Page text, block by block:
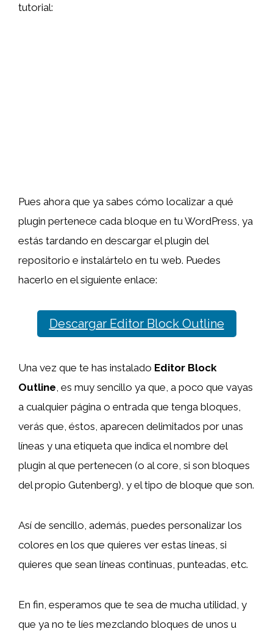
tutorial:
Pues ahora que ya sabes cómo localizar a qué
plugin pertenece cada bloque en tu WordPress, ya
estás tardando en descargar el plugin del
repositorio e instalártelo en tu web. Puedes
hacerlo en el siguiente enlace:
Descargar Editor Block Outline
Una vez que te has instalado Editor Block
Outline, es muy sencillo ya que, a poco que vayas
a cualquier página o entrada que tenga bloques,
verás que, éstos, aparecen delimitados por unas
líneas y una etiqueta que indica el nombre del
plugin al que pertenecen (o al core, si son bloques
del propio Gutenberg), y el tipo de bloque que son.
Así de sencillo, además, puedes personalizar los
colores en los que quieres ver estas líneas, si
quieres que sean líneas continuas, punteadas, etc.
En fin, esperamos que te sea de mucha utilidad, y
que ya no te líes mezclando bloques de unos u